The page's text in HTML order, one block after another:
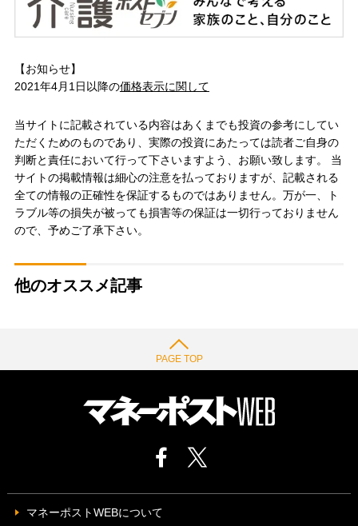
【お知らせ】
2021年4月1日以降の価格表示に関して
当サイトに記載されている内容はあくまでも投資の参考にしてい
ただくためのものであり、実際の投資にあたっては読者ご自身の
判断と責任において行って下さいますよう、お願い致します。 当
サイトの掲載情報は細心の注意を払っておりますが、記載される
全ての情報の正確性を保証するものではありません。万が一、ト
ラブル等の損失が被っても損害等の保証は一切行っておりません
ので、予めご了承下さい。
他のオススメ記事
PAGE TOP
マネーポストWEBについて